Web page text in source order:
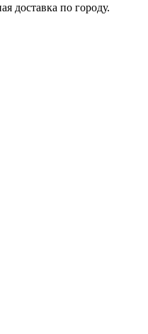
доставка по городу.